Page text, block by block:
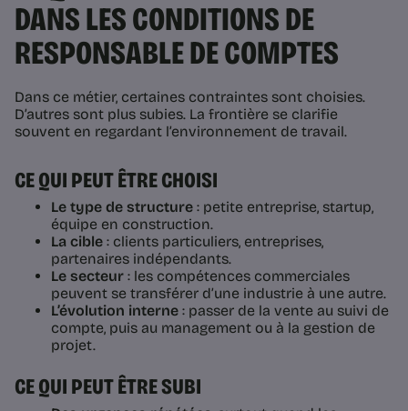
DANS LES CONDITIONS DE
RESPONSABLE DE COMPTES
Dans ce métier, certaines contraintes sont choisies.
D’autres sont plus subies. La frontière se clarifie
souvent en regardant l’environnement de travail.
CE QUI PEUT ÊTRE CHOISI
Le type de structure : petite entreprise, startup,
équipe en construction.
La cible : clients particuliers, entreprises,
partenaires indépendants.
Le secteur : les compétences commerciales
peuvent se transférer d’une industrie à une autre.
L’évolution interne : passer de la vente au suivi de
compte, puis au management ou à la gestion de
projet.
CE QUI PEUT ÊTRE SUBI